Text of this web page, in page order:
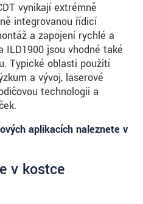
vynikají extrémně
integrovanou řídicí
a zapojení rychlé a
ILD1900 jsou vhodné také
Typické oblasti použití
a vývoj, laserové
technologii a
aplikacích naleznete v
v kostce